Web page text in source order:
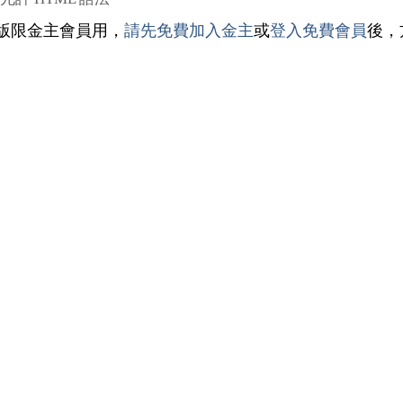
限金主會員用， 請先免費加入金主或登入免費會員後，